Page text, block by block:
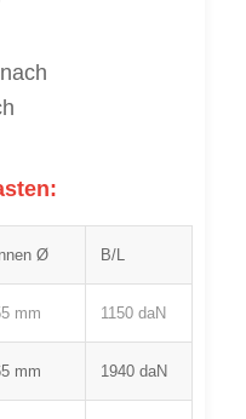
Innen Ø B/L
mm 1150 daN
mm 1940 daN